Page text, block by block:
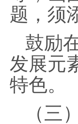
题，须
鼓励
发展元
特色。
（三